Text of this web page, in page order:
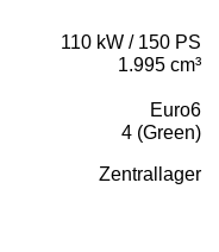
110 kW / 150 PS
1.995 cm³
Euro6
4 (Green)
Zentrallager